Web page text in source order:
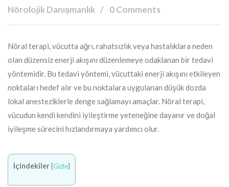
Nörolojik Danışmanlık
0 Comments
Nöral terapi, vücutta ağrı, rahatsızlık veya hastalıklara neden
olan düzensiz enerji akışını düzenlemeye odaklanan bir tedavi
yöntemidir. Bu tedavi yöntemi, vücuttaki enerji akışını etkileyen
noktaları hedef alır ve bu noktalara uygulanan düşük dozda
lokal anesteziklerle denge sağlamayı amaçlar. Nöral terapi,
vücudun kendi kendini iyileştirme yeteneğine dayanır ve doğal
iyileşme sürecini hızlandırmaya yardımcı olur.
İçindekiler [Gizle]